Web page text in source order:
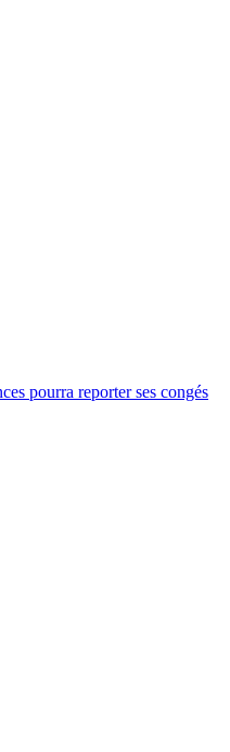
pourra reporter ses congés